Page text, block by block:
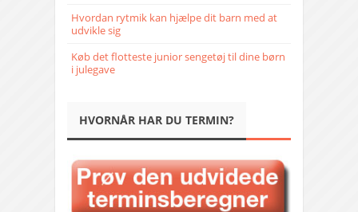
Hvordan rytmik kan hjælpe dit barn med at
udvikle sig
Køb det flotteste junior sengetøj til dine børn
i julegave
HVORNÅR HAR DU TERMIN?